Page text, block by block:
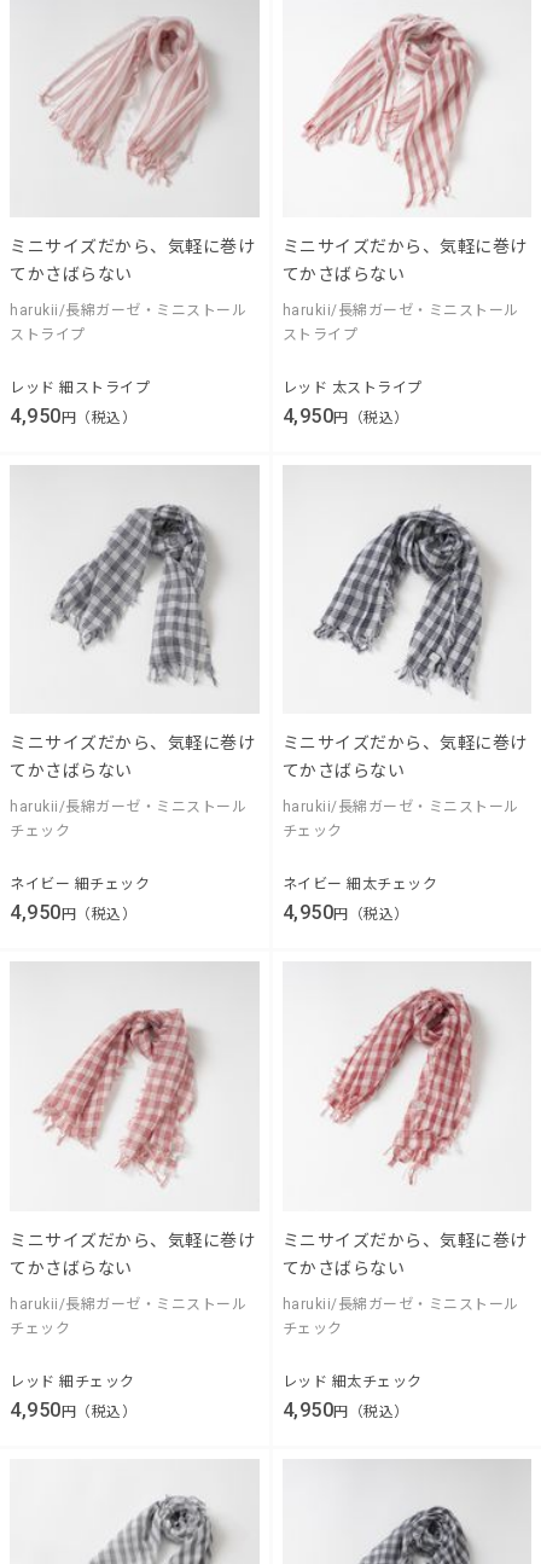
ミニサイズだから、気軽に巻け
てかさばらない
harukii/長綿ガーゼ・ミニストール
ストライプ
レッド 細ストライプ
4,950円（税込）
ミニサイズだから、気軽に巻け
てかさばらない
harukii/長綿ガーゼ・ミニストール
ストライプ
レッド 太ストライプ
4,950円（税込）
ミニサイズだから、気軽に巻け
てかさばらない
harukii/長綿ガーゼ・ミニストール
チェック
ネイビー 細チェック
4,950 円（税込）
ミニサイズだから、気軽に巻け
てかさばらない
harukii/長綿ガーゼ・ミニストール
チェック
ネイビー 細太チェック
4,950円（税込）
ミニサイズだから、気軽に巻け
てかさばらない
harukii/長綿ガーゼ・ミニストール
チェック
レッド 細チェック
4,950円（税込）
ミニサイズだから、気軽に巻け
てかさばらない
harukii/長綿ガーゼ・ミニストール
チェック
レッド 細太チェック
4,950円（税込）